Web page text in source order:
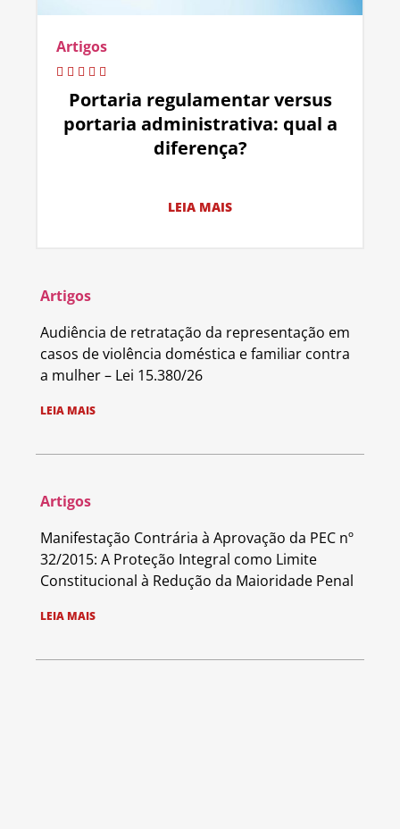
Artigos
Portaria regulamentar versus
portaria administrativa: qual a
diferença?
LEIA MAIS
Artigos
Audiência de retratação da representação em
casos de violência doméstica e familiar contra
a mulher – Lei 15.380/26
LEIA MAIS
Artigos
Manifestação Contrária à Aprovação da PEC nº
32/2015: A Proteção Integral como Limite
Constitucional à Redução da Maioridade Penal
LEIA MAIS